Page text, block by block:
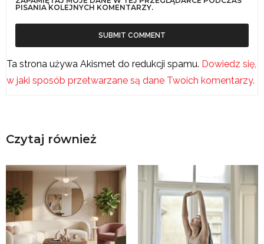
PISANIA KOLEJNYCH KOMENTARZY.
Ta strona używa Akismet do redukcji spamu. Dowiedz się,
w jaki sposób przetwarzane są dane Twoich komentarzy.
Czytaj również